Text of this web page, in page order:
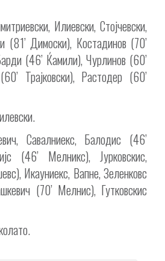
Илиевски, Стојчевски,
(81’ Димоски), Костадинов (70’
(46’ Ќамили), Чурлинов (60’
Трајковски), Растодер (60’
Савалниекс, Балодис (46’
(46’ Мелникс), Јурковскис,
Икауниекс, Вапне, Зеленковс
(70’ Мелнис), Гутковскис